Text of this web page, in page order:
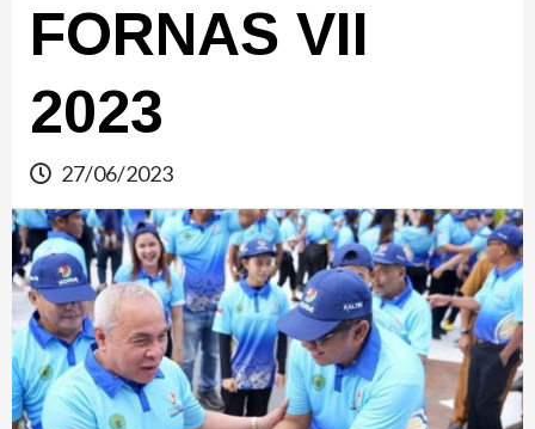
FORNAS VII
2023
27/06/2023